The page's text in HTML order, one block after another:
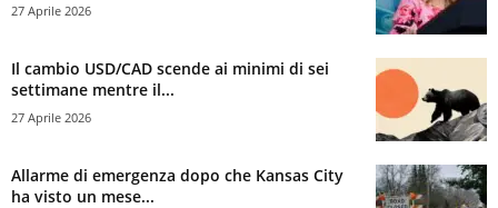
27 Aprile 2026
Il cambio USD/CAD scende ai minimi di sei
settimane mentre il...
27 Aprile 2026
Allarme di emergenza dopo che Kansas City
ha visto un mese...